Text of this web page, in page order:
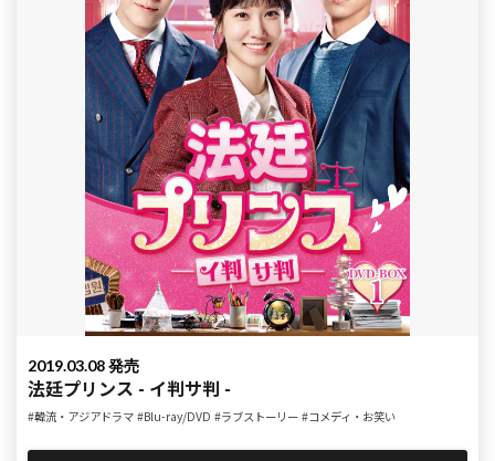
2019.03.08 発売
法廷プリンス - イ判サ判 -
#韓流・アジアドラマ #Blu-ray/DVD #ラブストーリー #コメディ・お笑い